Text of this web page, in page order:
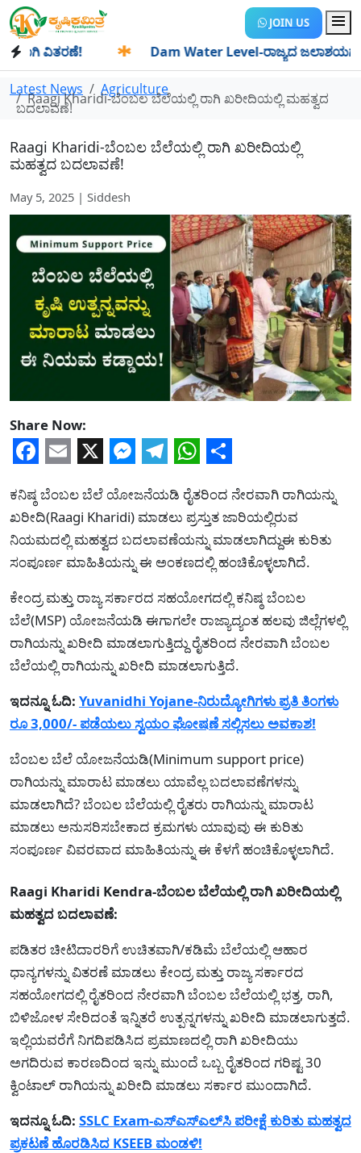
JOIN US
ವಿತರಣೆ! Dam Water Level-ರಾಜ್ಯದ ಜಲಾಶಯಗಳಿಗೆ
Latest News Agriculture
Raagi Kharidi-ಬೆಂಬಲ ಬೆಲೆಯಲ್ಲಿ ರಾಗಿ ಖರೀದಿಯಲ್ಲಿ ಮಹತ್ವದ
ಬದಲಾವಣೆ!
Raagi Kharidi-ಬೆಂಬಲ ಬೆಲೆಯಲ್ಲಿ ರಾಗಿ ಖರೀದಿಯಲ್ಲಿ
ಮಹತ್ವದ ಬದಲಾವಣೆ!
May 5, 2025 | Siddesh
Share Now:
Facebook
Email
X Messenger
Telegram
WhatsApp
Share
ಕನಿಷ್ಠ ಬೆಂಬಲ ಬೆಲೆ ಯೋಜನೆಯಡಿ ರೈತರಿಂದ ನೇರವಾಗಿ ರಾಗಿಯನ್ನು
ಖರೀದಿ(Raagi Kharidi) ಮಾಡಲು ಪ್ರಸ್ತುತ ಜಾರಿಯಲ್ಲಿರುವ
ನಿಯಮದಲ್ಲಿ ಮಹತ್ವದ ಬದಲಾವಣೆಯನ್ನು ಮಾಡಲಾಗಿದ್ದುಈ ಕುರಿತು
ಸಂಪೂರ್ಣ ಮಾಹಿತಿಯನ್ನು ಈ ಅಂಕಣದಲ್ಲಿ ಹಂಚಿಕೊಳ್ಳಲಾಗಿದೆ.
ಕೇಂದ್ರ ಮತ್ತು ರಾಜ್ಯ ಸರ್ಕಾರದ ಸಹಯೋಗದಲ್ಲಿ ಕನಿಷ್ಠ ಬೆಂಬಲ
ಬೆಲೆ(MSP) ಯೋಜನೆಯಡಿ ಈಗಾಗಲೇ ರಾಜ್ಯಾದ್ಯಂತ ಹಲವು ಜಿಲ್ಲೆಗಳಲ್ಲಿ
ರಾಗಿಯನ್ನು ಖರೀದಿ ಮಾಡಲಾಗುತ್ತಿದ್ದು ರೈತರಿಂದ ನೇರವಾಗಿ ಬೆಂಬಲ
ಬೆಲೆಯಲ್ಲಿ ರಾಗಿಯನ್ನು ಖರೀದಿ ಮಾಡಲಾಗುತ್ತಿದೆ.
ಇದನ್ನೂ ಓದಿ: Yuvanidhi Yojane-ನಿರುದ್ಯೋಗಿಗಳು ಪ್ರತಿ ತಿಂಗಳು
ರೂ 3,000/- ಪಡೆಯಲು ಸ್ವಯಂ ಘೋಷಣೆ ಸಲ್ಲಿಸಲು ಅವಕಾಶ!
ಬೆಂಬಲ ಬೆಲೆ ಯೋಜನೆಯಡಿ(Minimum support price)
ರಾಗಿಯನ್ನು ಮಾರಾಟ ಮಾಡಲು ಯಾವೆಲ್ಲ ಬದಲಾವಣೆಗಳನ್ನು
ಮಾಡಲಾಗಿದೆ? ಬೆಂಬಲ ಬೆಲೆಯಲ್ಲಿ ರೈತರು ರಾಗಿಯನ್ನು ಮಾರಾಟ
ಮಾಡಲು ಅನುಸರಿಸಬೇಕಾದ ಕ್ರಮಗಳು ಯಾವುವು ಈ ಕುರಿತು
ಸಂಪೂರ್ಣ ವಿವರವಾದ ಮಾಹಿತಿಯನ್ನು ಈ ಕೆಳಗೆ ಹಂಚಿಕೊಳ್ಳಲಾಗಿದೆ.
Raagi Kharidi Kendra-ಬೆಂಬಲ ಬೆಲೆಯಲ್ಲಿ ರಾಗಿ ಖರೀದಿಯಲ್ಲಿ
ಮಹತ್ವದ ಬದಲಾವಣೆ:
ಪಡಿತರ ಚೀಟಿದಾರರಿಗೆ ಉಚಿತವಾಗಿ/ಕಡಿಮೆ ಬೆಲೆಯಲ್ಲಿ ಆಹಾರ
ಧಾನ್ಯಗಳನ್ನು ವಿತರಣೆ ಮಾಡಲು ಕೇಂದ್ರ ಮತ್ತು ರಾಜ್ಯ ಸರ್ಕಾರದ
ಸಹಯೋಗದಲ್ಲಿ ರೈತರಿಂದ ನೇರವಾಗಿ ಬೆಂಬಲ ಬೆಲೆಯಲ್ಲಿ ಭತ್ತ, ರಾಗಿ,
ಬಿಳಿಜೋಳ ಸೇರಿದಂತೆ ಇನ್ನಿತರೆ ಉತ್ಪನ್ನಗಳನ್ನು ಖರೀದಿ ಮಾಡಲಾಗುತ್ತದೆ.
ಇಲ್ಲಿಯವರೆಗೆ ನಿಗದಿಪಡಿಸಿದ ಪ್ರಮಾಣದಲ್ಲಿ ರಾಗಿ ಖರೀದಿಯು
ಅಗದಿರುವ ಕಾರಣದಿಂದ ಇನ್ನು ಮುಂದೆ ಒಬ್ಬ ರೈತರಿಂದ ಗರಿಷ್ಟ 30
ಕ್ವಿಂಟಾಲ್ ರಾಗಿಯನ್ನು ಖರೀದಿ ಮಾಡಲು ಸರ್ಕಾರ ಮುಂದಾಗಿದೆ.
ಇದನ್ನೂ ಓದಿ: SSLC Exam-ಎಸ್‌ಎಸ್‌ಎಲ್‌ಸಿ ಪರೀಕ್ಷೆ ಕುರಿತು ಮಹತ್ವದ
ಪ್ರಕಟಣೆ ಹೊರಡಿಸಿದ KSEEB ಮಂಡಳಿ!